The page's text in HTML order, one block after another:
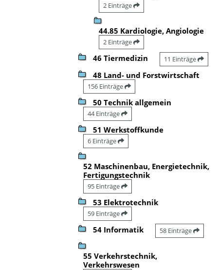
2 Einträge
44.85 Kardiologie, Angiologie
2 Einträge
46 Tiermedizin 11 Einträge
48 Land- und Forstwirtschaft
156 Einträge
50 Technik allgemein
44 Einträge
51 Werkstoffkunde
6 Einträge
52 Maschinenbau, Energietechnik,
Fertigungstechnik
95 Einträge
53 Elektrotechnik
59 Einträge
54 Informatik 58 Einträge
55 Verkehrstechnik,
Verkehrswesen